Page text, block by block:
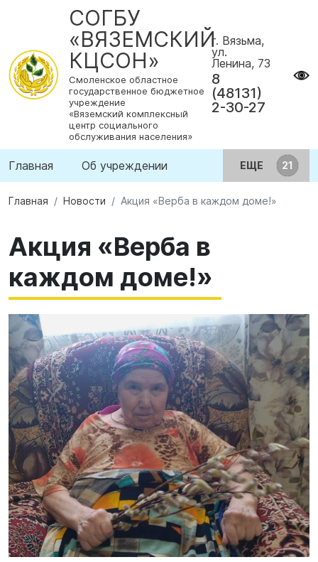
СОГБУ
«ВЯЗЕМСКИЙ
КЦСОН»
Смоленское областное
государственное бюджетное
учреждение
«Вяземский комплексный
центр социального
обслуживания населения»
г. Вязьма,
ул.
Ленина, 73
8
(48131)
2-30-27
Главная Об учреждении ЕЩЕ
Главная Новости Акция «Верба в каждом доме!»
Акция «Верба в
каждом доме!»